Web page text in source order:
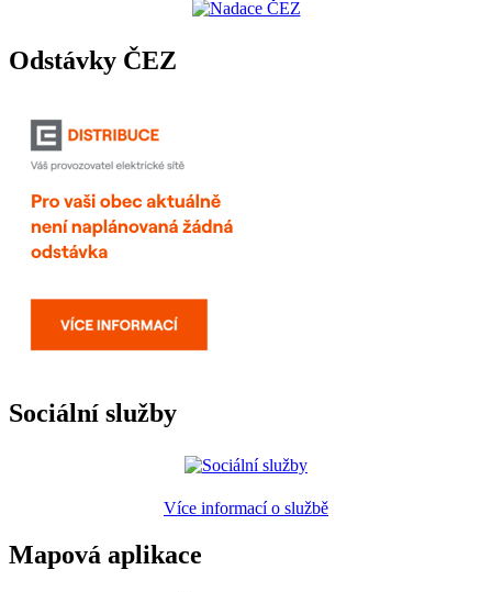
Odstávky ČEZ
Sociální služby
Více informací o službě
Mapová aplikace